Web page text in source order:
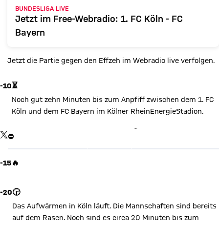
BUNDESLIGA LIVE
Jetzt im Free-Webradio: 1. FC Köln - FC
Bayern
Jetzt die Partie gegen den Effzeh im Webradio live verfolgen.
-10⏳
Noch gut zehn Minuten bis zum Anpfiff zwischen dem 1. FC
Köln und dem FC Bayern im Kölner RheinEnergieStadion.
TWITTER-BEITRAG
⛔
verarbeiten. Vorher kann das soziale Netzwerk keine Daten über
-15🔥
-20🕞
Das Aufwärmen in Köln läuft. Die Mannschaften sind bereits
auf dem Rasen. Noch sind es circa 20 Minuten bis zum